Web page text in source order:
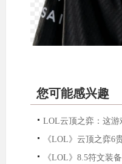
您可能感兴趣
LOL云顶之弈：这
《LOL》云顶之弈6
《LOL》8.5符文装